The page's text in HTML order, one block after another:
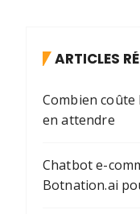
ARTICLES
Combien coûte
en attendre
Chatbot e-
Botnation.ai